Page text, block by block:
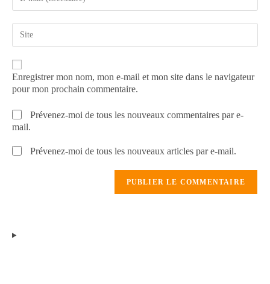
Enregistrer mon nom, mon e-mail et mon site dans le navigateur
pour mon prochain commentaire.
Prévenez-moi de tous les nouveaux commentaires par e-
mail.
Prévenez-moi de tous les nouveaux articles par e-mail.